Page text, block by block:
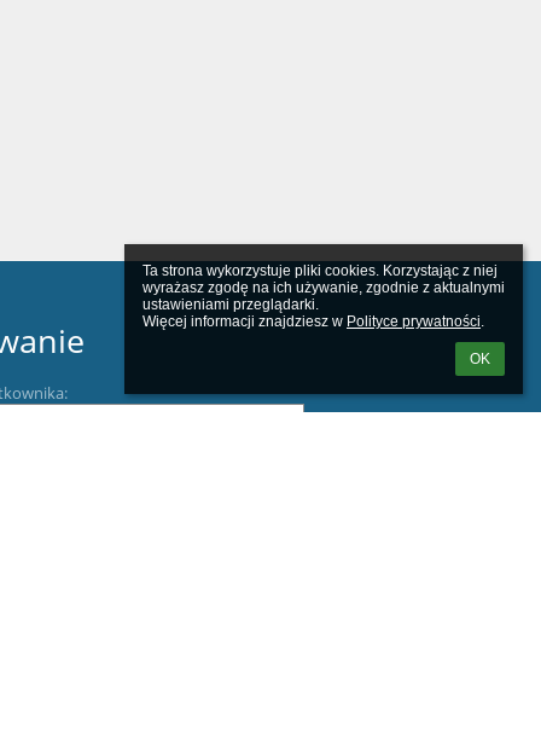
Ta strona wykorzystuje pliki cookies. Korzystając z niej
wyrażasz zgodę na ich używanie, zgodnie z aktualnymi
ustawieniami przeglądarki.
Więcej informacji znajdziesz w Polityce prywatności.
OK